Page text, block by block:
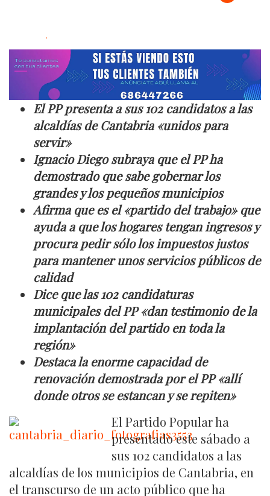
.
El PP presenta a sus 102 candidatos a las
alcaldías de Cantabria «unidos para
servir»
Ignacio Diego subraya que el PP ha
demostrado que sabe gobernar los
grandes y los pequeños municipios
Afirma que es el «partido del trabajo» que
ayuda a que los hogares tengan ingresos y
procura pedir sólo los impuestos justos
para mantener unos servicios públicos de
calidad
Dice que las 102 candidaturas
municipales del PP «dan testimonio de la
implantación del partido en toda la
región»
Destaca la enorme capacidad de
renovación demostrada por el PP «allí
donde otros se estancan y se repiten»
El Partido Popular ha
presentado este sábado a
sus 102 candidatos a las
alcaldías de los municipios de Cantabria, en
el transcurso de un acto público que ha